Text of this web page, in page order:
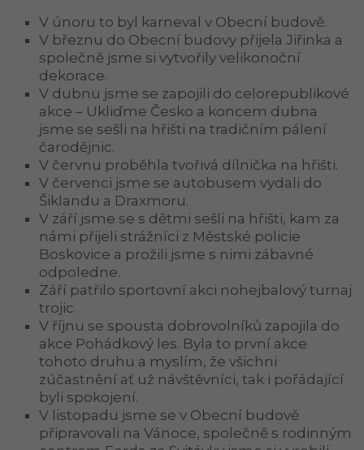
V únoru to byl karneval v Obecní budově.
V březnu do Obecní budovy přijela Jiřinka a
společně jsme si vytvořily velikonoční
dekorace.
V dubnu jsme se zapojili do celorepublikové
akce – Ukliďme Česko a koncem dubna
jsme se sešli na hřišti na tradičním pálení
čarodějnic.
V červnu proběhla tvořivá dílnička na hřišti.
V červenci jsme se autobusem vydali do
Šiklandu a Draxmoru.
V září jsme se s dětmi sešli na hřišti, kam za
námi přijeli strážníci z Městské policie
Boskovice a prožili jsme s nimi zábavné
odpoledne.
Září patřilo sportovní akci nohejbalový turnaj
trojic.
V říjnu se spousta dobrovolníků zapojila do
akce Pohádkový les. Byla to první akce
tohoto druhu a myslím, že všichni
zúčastnění ať už návštěvníci, tak i pořádající
byli spokojení.
V listopadu jsme se v Obecní budově
připravovali na Vánoce, společně s rodinným